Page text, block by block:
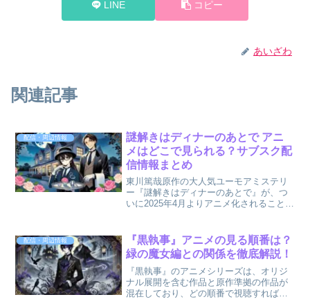
LINE コピー
あいざわ
関連記事
配信・周辺情報
謎解きはディナーのあとで アニ
メはどこで見られる？サブスク配
信情報まとめ
東川篤哉原作の大人気ユーモアミステリ
ー『謎解きはディナーのあとで』が、つ
いに2025年4月よりアニメ化されることが
地上波放送が決定していますが、「サブ
スクでは見られるの...
配信・周辺情報
『黒執事』アニメの見る順番は？
緑の魔女編との関係を徹底解説！
『黒執事』のアニメシリーズは、オリジ
ナル展開を含む作品と原作準拠の作品が
混在しており、どの順番で視聴すればよ